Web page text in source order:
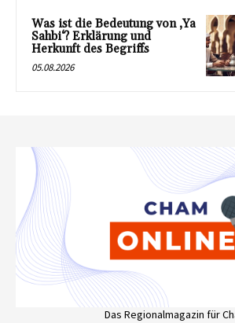
Was ist die Bedeutung von ‚Ya
Sahbi‘? Erklärung und
Herkunft des Begriffs
05.08.2026
Das Regionalmagazin für